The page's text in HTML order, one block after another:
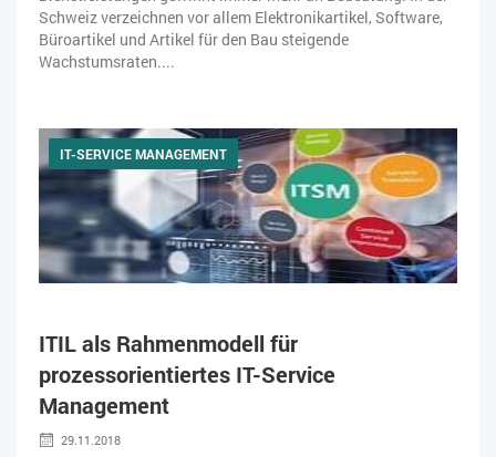
Schweiz verzeichnen vor allem Elektronikartikel, Software,
Büroartikel und Artikel für den Bau steigende
Wachstumsraten....
IT-SERVICE MANAGEMENT
ITIL als Rahmenmodell für
prozessorientiertes IT-Service
Management
29.11.2018